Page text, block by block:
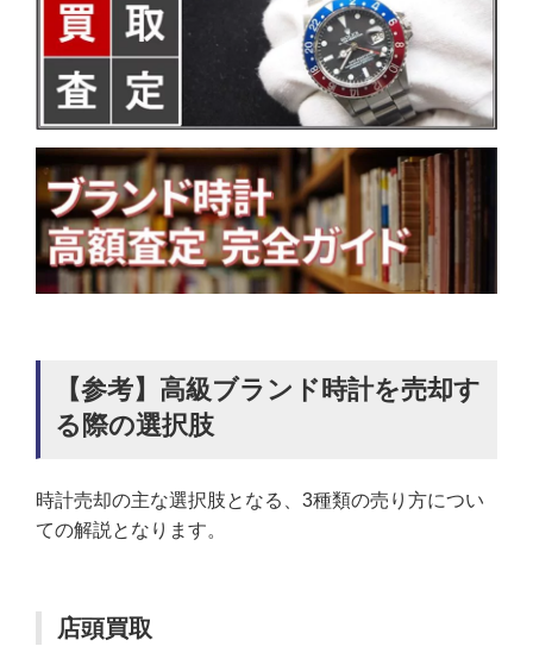
【参考】高級ブランド時計を売却す
る際の選択肢
時計売却の主な選択肢となる、3種類の売り方につい
ての解説となります。
店頭買取